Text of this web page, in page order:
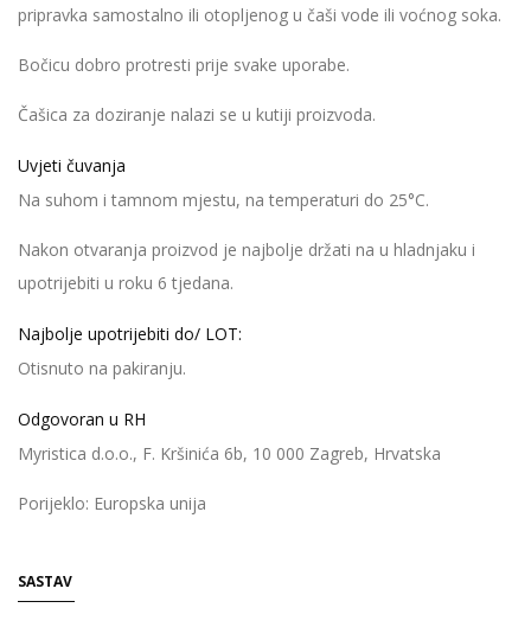
pripravka samostalno ili otopljenog u čaši vode ili voćnog soka.
Bočicu dobro protresti prije svake uporabe.
Čašica za doziranje nalazi se u kutiji proizvoda.
Uvjeti čuvanja
Na suhom i tamnom mjestu, na temperaturi do 25°C.
Nakon otvaranja proizvod je najbolje držati na u hladnjaku i
upotrijebiti u roku 6 tjedana.
Najbolje upotrijebiti do/ LOT:
Otisnuto na pakiranju.
Odgovoran u RH
Myristica d.o.o., F. Kršinića 6b, 10 000 Zagreb, Hrvatska
Porijeklo: Europska unija
SASTAV